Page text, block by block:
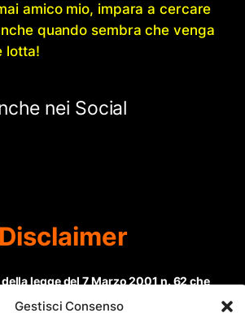
Gestisci Consenso
amico mio, impara a cercare
quando sembra che venga
lotta!
nei Social
Disclaimer
legge del 7 Marzo 2001 n. 62 che
nella categoria di “Informazione